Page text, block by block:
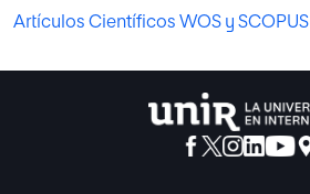
Artículos Científicos WOS y SCOPUS